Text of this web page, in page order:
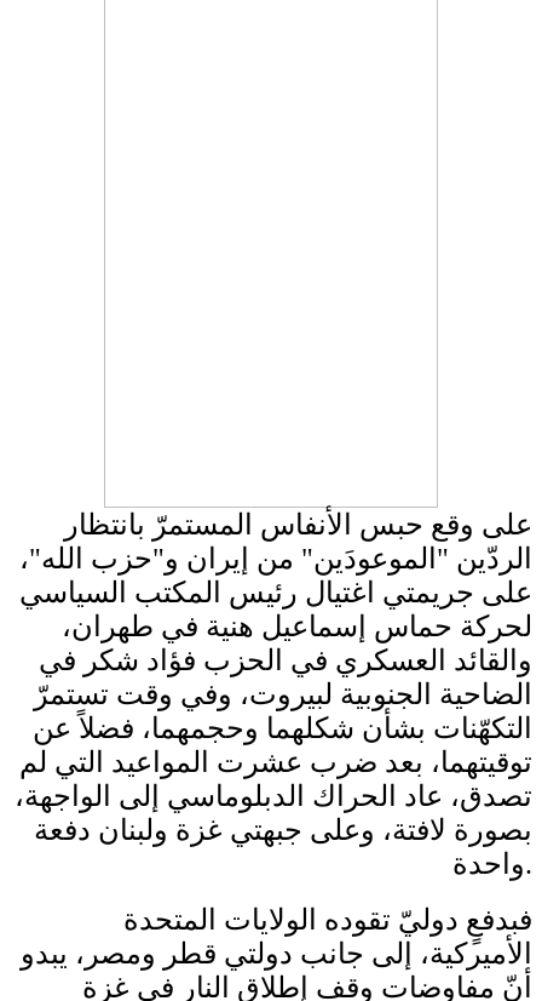
على وقع حبس الأنفاس المستمرّ بانتظار
الردّين "الموعودَين" من إيران و"حزب الله"،
على جريمتي اغتيال رئيس المكتب السياسي
لحركة حماس إسماعيل هنية في طهران،
والقائد العسكري في الحزب فؤاد شكر في
الضاحية الجنوبية لبيروت، وفي وقت تستمرّ
التكهّنات بشأن شكلهما وحجمهما، فضلاً عن
توقيتهما، بعد ضرب عشرت المواعيد التي لم
تصدق، عاد الحراك الدبلوماسي إلى الواجهة،
بصورة لافتة، وعلى جبهتي غزة ولبنان دفعة
واحدة.
فبدفعٍ دوليّ تقوده الولايات المتحدة
الأميركية، إلى جانب دولتي قطر ومصر، يبدو
أنّ مفاوضات وقف إطلاق النار في غزة